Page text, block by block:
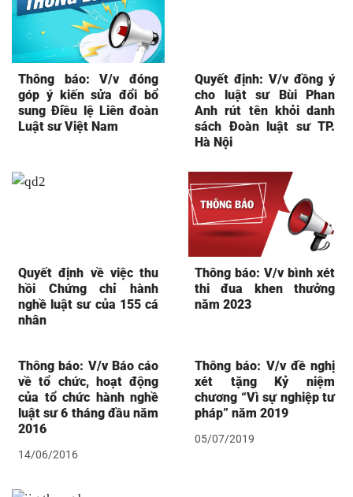
Thông báo: V/v đóng
góp ý kiến sửa đổi bổ
sung Điều lệ Liên đoàn
Luật sư Việt Nam
Quyết định: V/v đồng ý
cho luật sư Bùi Phan
Anh rút tên khỏi danh
sách Đoàn luật sư TP.
Hà Nội
Quyết định về việc thu
hồi Chứng chỉ hành
nghề luật sư của 155 cá
nhân
Thông báo: V/v bình xét
thi đua khen thưởng
năm 2023
Thông báo: V/v Báo cáo
về tổ chức, hoạt động
của tổ chức hành nghề
luật sư 6 tháng đầu năm
2016
14/06/2016
Thông báo: V/v đề nghị
xét tặng Kỷ niệm
chương “Vì sự nghiệp tư
pháp” năm 2019
05/07/2019